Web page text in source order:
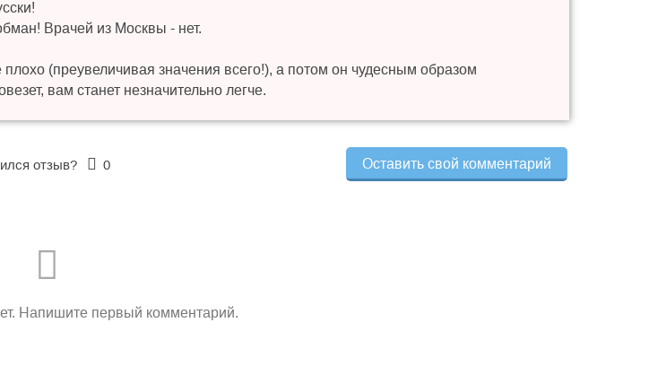
Врачей из Москвы - нет.
(преувеличивая значения всего!), а потом он чудесным образом
вам станет незначительно легче.
Оставить свой комментарий
отзыв? 0
Напишите первый комментарий.